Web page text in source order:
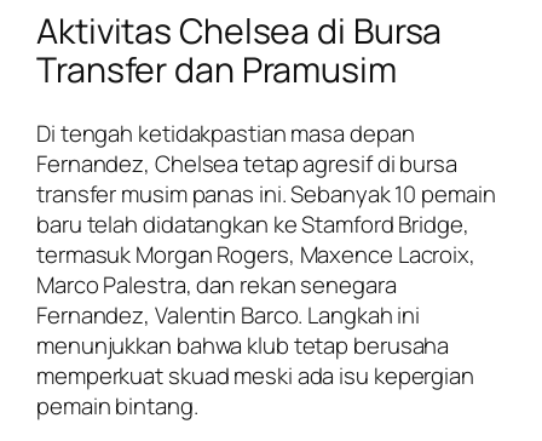
Aktivitas Chelsea di Bursa
Transfer dan Pramusim
Di tengah ketidakpastian masa depan
Fernandez, Chelsea tetap agresif di bursa
transfer musim panas ini. Sebanyak 10 pemain
baru telah didatangkan ke Stamford Bridge,
termasuk Morgan Rogers, Maxence Lacroix,
Marco Palestra, dan rekan senegara
Fernandez, Valentin Barco. Langkah ini
menunjukkan bahwa klub tetap berusaha
memperkuat skuad meski ada isu kepergian
pemain bintang.